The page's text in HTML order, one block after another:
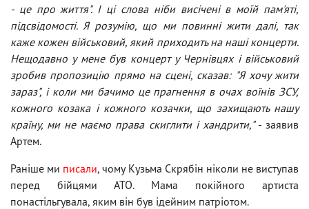
- це про життя". І ці слова ніби висічені в моїй пам'яті,
підсвідомості. Я розумію, що ми повинні жити далі, так
каже кожен військовий, який приходить на наші концерти.
Нещодавно у мене був концерт у Чернівцях і військовий
зробив пропозицію прямо на сцені, сказав: "Я хочу жити
зараз", і коли ми бачимо це прагнення в очах воїнів ЗСУ,
кожного козака і кожного козачки, що захищають нашу
країну, ми не маємо права скиглити і хандрити,"- заявив
Артем.
Раніше ми писали, чому Кузьма Скрябін ніколи не виступав
перед бійцями АТО. Мама покійного артиста
понастільгувала, яким він був ідейним патріотом.